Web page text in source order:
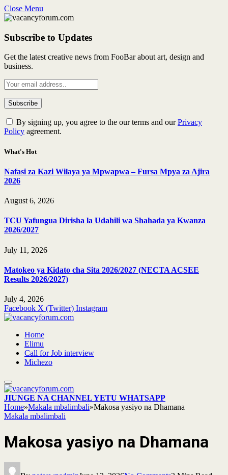
Close Menu
Subscribe to Updates
Get the latest creative news from FooBar about art, design and
business.
By signing up, you agree to the our terms and ourPrivacy
Policy agreement.
What's Hot
Nafasi za Kazi Wilaya ya Mpwapwa – Fursa Mpya za Ajira
2026
August 6, 2026
TCU Yafungua Dirisha la Udahili wa Shahada ya Kwanza
2026/2027
July 11, 2026
Matokeo ya Kidato cha Sita 2026/2027 (NECTA ACSEE
Results 2026/2027)
July 4, 2026
Facebook X (Twitter) Instagram
Home
Elimu
Call for Job interview
Michezo
JIUNGE NA CHANNEL YETU WHATSAPP
Home»Makala mbalimbali»Makosa yasiyo na Dhamana
Makala mbalimbali
Makosa yasiyo na Dhamana